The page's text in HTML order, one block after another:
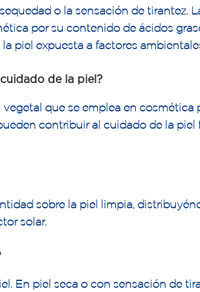
o la sensación de tirantez.
por su contenido de ácidos
piel expuesta a factores
de la piel?
que se emplea en
contribuir al cuidado de la piel
sobre la piel limpia,
solar.
En piel seca o con sensación de